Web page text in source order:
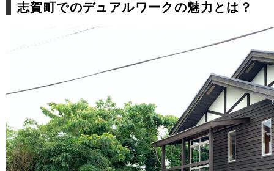
志賀町でのデュアルワークの魅力とは？